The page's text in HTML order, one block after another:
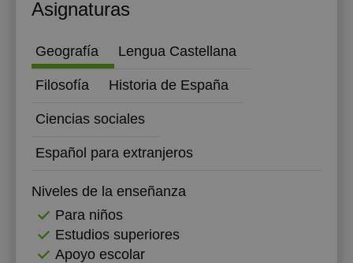
Asignaturas
Geografía Lengua Castellana
Filosofía Historia de España
Ciencias sociales
Español para extranjeros
Niveles de la enseñanza
Para niños
Estudios superiores
Apoyo escolar
18:30
19:00
12:30
13:00
15:30
16:30